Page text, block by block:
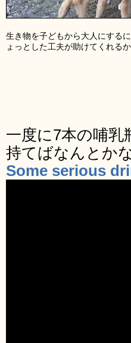
生き物を子どもから大人にする
ょっとした工夫が助けてくれる
一度に7本の哺
持てばなんとか
Some serious